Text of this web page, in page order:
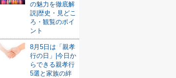
の魅力を徹底解
説|歴史・見どこ
ろ・観覧のポイ
ント
8月5日は「親孝
行の日」|今日か
らできる親孝行
5選と家族の絆